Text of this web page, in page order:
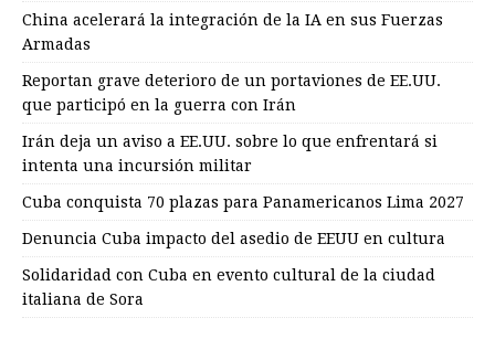
China acelerará la integración de la IA en sus Fuerzas
Armadas
Reportan grave deterioro de un portaviones de EE.UU.
que participó en la guerra con Irán
Irán deja un aviso a EE.UU. sobre lo que enfrentará si
intenta una incursión militar
Cuba conquista 70 plazas para Panamericanos Lima 2027
Denuncia Cuba impacto del asedio de EEUU en cultura
Solidaridad con Cuba en evento cultural de la ciudad
italiana de Sora